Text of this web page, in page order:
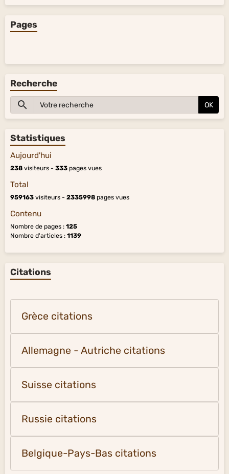
Pages
Recherche
OK
Statistiques
Aujourd'hui
238 visiteurs - 333 pages vues
Total
959163 visiteurs - 2335998 pages vues
Contenu
Nombre de pages : 125
Nombre d'articles : 1139
Citations
Grèce citations
Allemagne - Autriche citations
Suisse citations
Russie citations
Belgique-Pays-Bas citations